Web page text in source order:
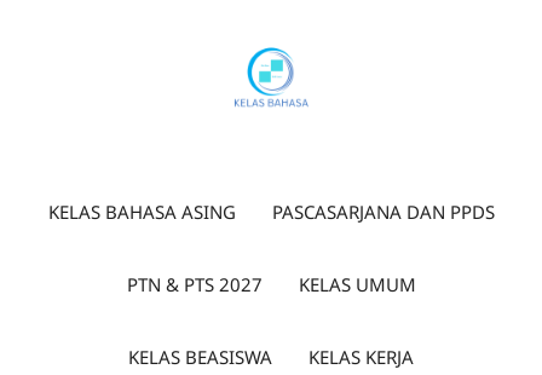
KELAS BAHASA ASING PASCASARJANA DAN PPDS
PTN & PTS 2027 KELAS UMUM
KELAS BEASISWA KELAS KERJA